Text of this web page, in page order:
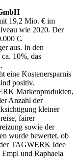
19,2 Mio. € im
wie 2020. Der
€.
aus. In den
10%, das
eine Kostenersparnis
positiv.
Markenprodukten,
Anzahl der
kleiner
fairer
sowie der
wurde bewertet, ob
TAGWERK Idee
und Raphaela